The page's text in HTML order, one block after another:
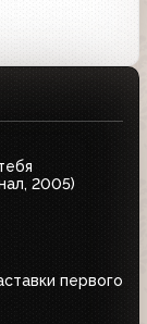
2005)
первого